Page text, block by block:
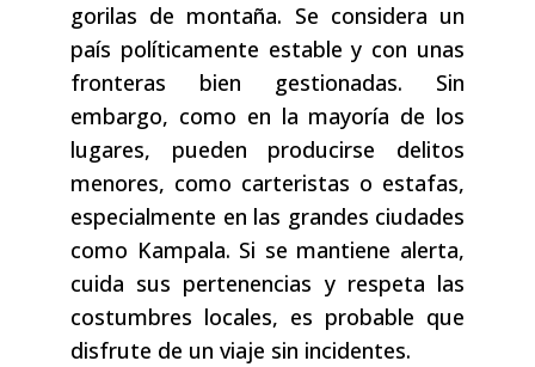
gorilas de montaña. Se considera un
país políticamente estable y con unas
fronteras bien gestionadas. Sin
embargo, como en la mayoría de los
lugares, pueden producirse delitos
menores, como carteristas o estafas,
especialmente en las grandes ciudades
como Kampala. Si se mantiene alerta,
cuida sus pertenencias y respeta las
costumbres locales, es probable que
disfrute de un viaje sin incidentes.